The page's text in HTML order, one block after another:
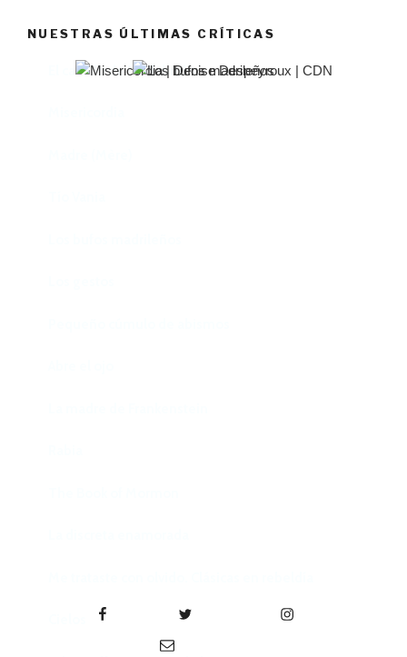
NUESTRAS ÚLTIMAS CRÍTICAS
El castillo de Lindabridis
Correo electrónico